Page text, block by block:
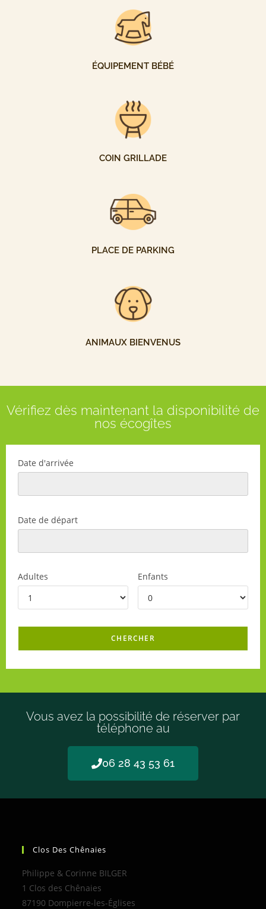
ÉQUIPEMENT BÉBÉ
COIN GRILLADE
PLACE DE PARKING
ANIMAUX BIENVENUS
Vérifiez dès maintenant la disponibilité de
nos écogîtes
Date d'arrivée
Date de départ
Adultes Enfants
Vous avez la possibilité de réserver par
téléphone au
06 28 43 53 61
Clos Des Chênaies
Philippe & Corinne BILGER
1 Clos des Chênaies
87190 Dompierre-les-Églises